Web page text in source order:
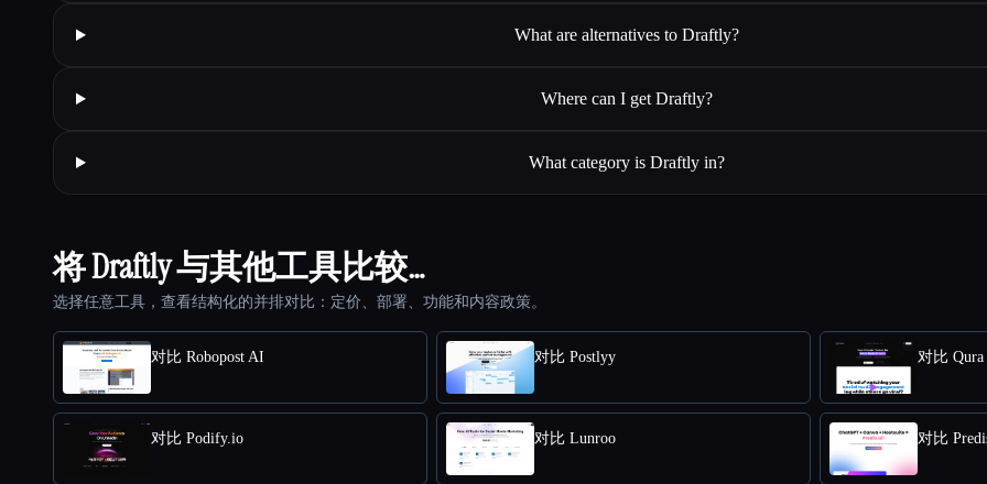
What are alternatives to Draftly?
Where can I get Draftly?
What category is Draftly in?
将 Draftly 与其他工具比较…
选择任意工具，查看结构化的并排对比：定价、部署、功能和内容政策。
对比 Robopost AI 对比 Postlyy 对比
对比 Podify.io 对比 Lunroo 对比